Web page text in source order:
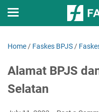
Home / Faskes BPJS /
Alamat BPJS
Selatan